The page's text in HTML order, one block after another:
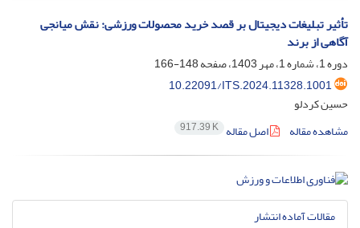
تأثیر تبلیغات دیجیتال بر قصد خرید محصولات ورزشی: نقش میانجی
آگاهی از برند
دوره 1، شماره 1، مهر 1403، صفحه
148-166
10.22091/ITS.2024.11328.1001
حسین کردلو
مشاهده مقاله
اصل مقاله 917.39 K
مقالات آماده انتشار